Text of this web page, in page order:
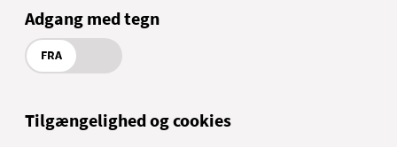
Adgang med tegn
FRA
Tilgængelighed og cookies